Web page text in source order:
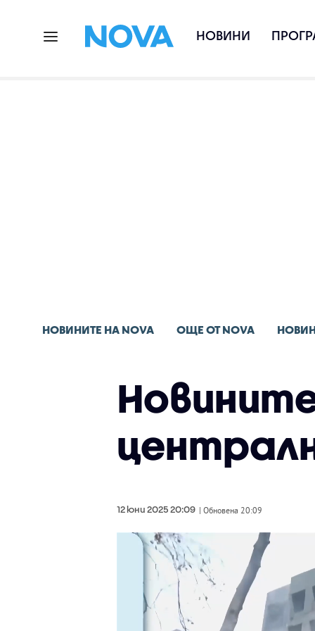
НОВИНИ
НОВИНИТЕ НА NOVA ОЩЕ ОТ NOVA
Новините
12 юни 2025 20:09 | Обновена 20:09